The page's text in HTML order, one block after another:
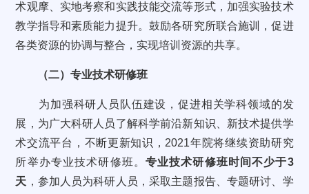
术观摩、实地考察和实践技能交流等形式，加强实验技术
教学指导和素质能力提升。鼓励各研究所联合施训，促进
各类资源的协调与整合，实现培训资源的共享。
（二）专业技术研修班
为加强科研人员队伍建设，促进相关学科领域的发
展，为广大科研人员了解科学前沿新知识、新技术提供学
术交流平台，不断更新知识，2021年院将继续资助研究
所举办专业技术研修班。 专业技术研修班时间不少于3
天 ，参加人员为科研人员，采取主题报告、专题研讨、学